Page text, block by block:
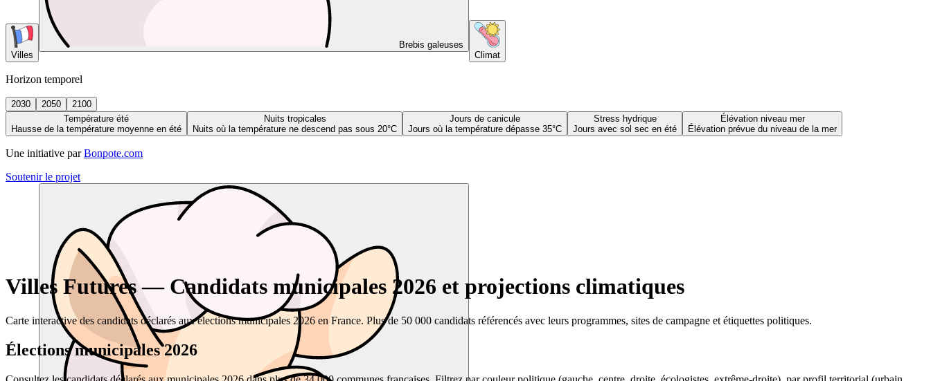
Villes
Brebis galeuses
Climat
Horizon temporel
2030 2050
2100
Température été
Hausse de la température moyenne en été
Nuits tropicales
Nuits où la température ne descend pas sous 20°C
Jours de canicule
Jours où la température dépasse 35°C
Stress hydrique
Jours avec sol sec en été
Élévation niveau mer
Élévation prévue du niveau de la mer
Une initiative par Bonpote.com
Soutenir le projet
Villes Futures — Candidats municipales 2026 et projections climatiques
Carte interactive des candidats déclarés aux élections municipales 2026 en France. Plus de 50 000 candidats référencés avec leurs programmes, sites de campagne et étiquettes politiques.
Élections municipales 2026